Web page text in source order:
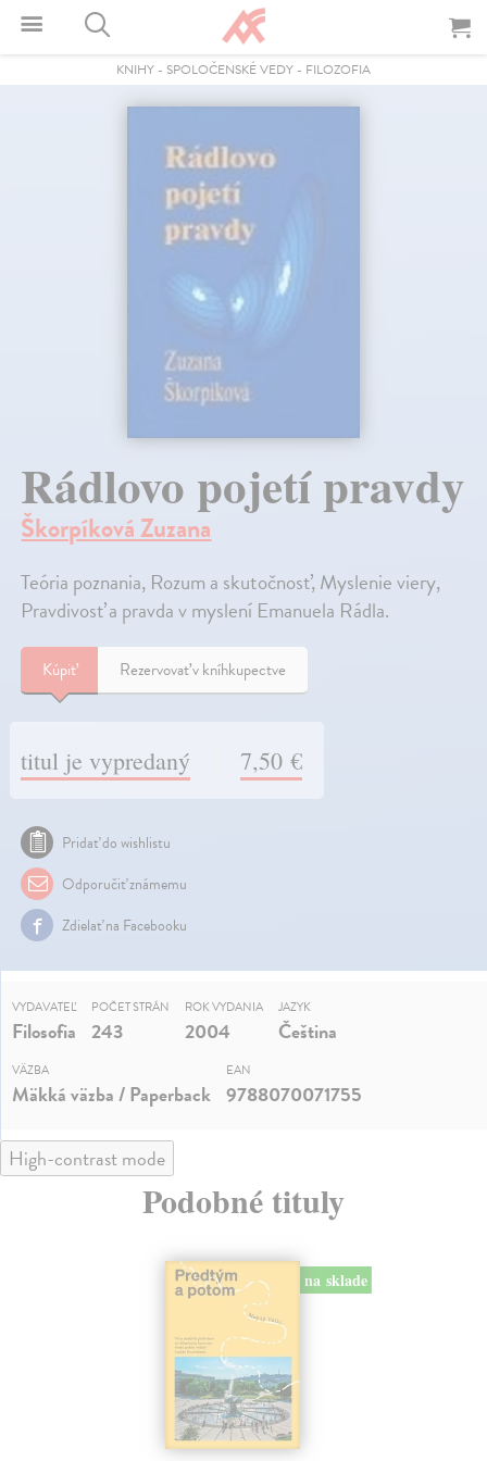
KNIHY - SPOLOČENSKÉ VEDY - FILOZOFIA
Rádlovo pojetí pravdy
Škorpíková Zuzana
Teória poznania, Rozum a skutočnosť, Myslenie viery,
Pravdivosť a pravda v myslení Emanuela Rádla.
Kúpiť Rezervovať v kníhkupectve
titul je vypredaný 7,50 €
Pridať do wishlistu
Odporučiť známemu
Zdielať na Facebooku
VYDAVATEĽ
Filosofia
POČET STRÁN
243
ROK VYDANIA
2004
JAZYK
Čeština
VÄZBA
Mäkká väzba / Paperback
EAN
9788070071755
High-contrast mode
Podobné tituly